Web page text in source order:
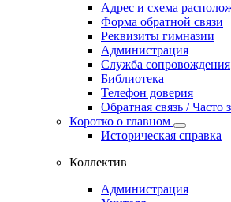
Адрес и схема
Форма обратной связи
Реквизиты гимназии
Администрация
Служба сопровождения
Библиотека
Телефон доверия
Обратная связь / Часто
Коротко о главном
Историческая справка
Коллектив
Администрация